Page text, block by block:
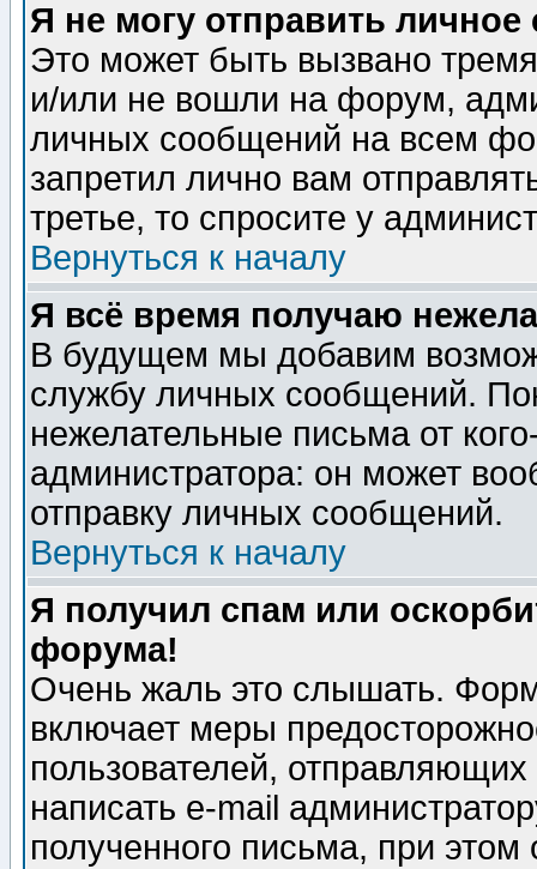
Я не могу отправить
Это может быть вызвано
и/или не вошли на форум,
личных сообщений на всем
запретил лично вам
третье, то спросите у
Вернуться к началу
Я всё время получаю
В будущем мы добавим
службу личных сообщений.
нежелательные письма от
администратора: он может
отправку личных сообщений.
Вернуться к началу
Я получил спам или
форума!
Очень жаль это слышать.
включает меры
пользователей,
написать e-mail
полученного письма, при этом